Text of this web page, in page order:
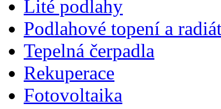
Lité podlahy
Podlahové topení a
Tepelná čerpadla
Rekuperace
Fotovoltaika